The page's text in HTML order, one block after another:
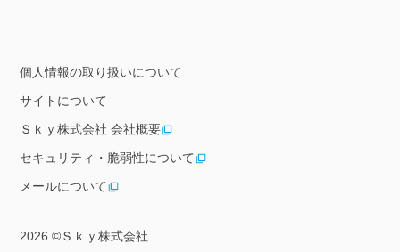
個人情報の取り扱いについて
サイトについて
Ｓｋｙ株式会社 会社概要
セキュリティ・脆弱性について
メールについて
2026 ©Ｓｋｙ株式会社